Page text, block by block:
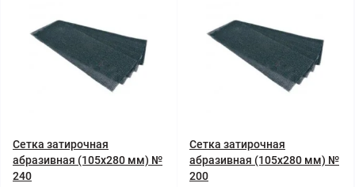
Сетка затирочная
абразивная (105x280 мм) №
240
Сетка затирочная
абразивная (105x280 мм) №
200